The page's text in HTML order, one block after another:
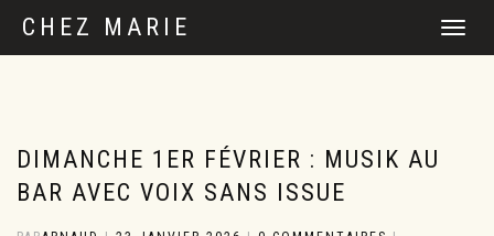
CHEZ MARIE
DÉPLIER
DIMANCHE 1ER FÉVRIER : MUSIK AU
BAR AVEC VOIX SANS ISSUE